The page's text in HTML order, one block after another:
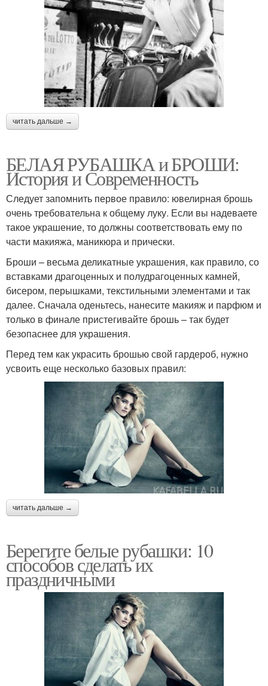
читать дальше →
БЕЛАЯ РУБАШКА и БРОШИ:
История и Современность
Следует запомнить первое правило: ювелирная брошь
очень требовательна к общему луку. Если вы надеваете
такое украшение, то должны соответствовать ему по
части макияжа, маникюра и прически.
Броши – весьма деликатные украшения, как правило, со
вставками драгоценных и полудрагоценных камней,
бисером, перышками, текстильными элементами и так
далее. Сначала оденьтесь, нанесите макияж и парфюм и
только в финале пристегивайте брошь – так будет
безопаснее для украшения.
Перед тем как украсить брошью свой гардероб, нужно
усвоить еще несколько базовых правил:
читать дальше →
Берегите белые рубашки: 10
способов сделать их
праздничными